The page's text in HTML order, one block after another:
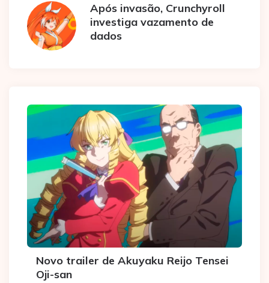
Após invasão, Crunchyroll
investiga vazamento de
dados
Novo trailer de Akuyaku Reijo Tensei
Oji-san